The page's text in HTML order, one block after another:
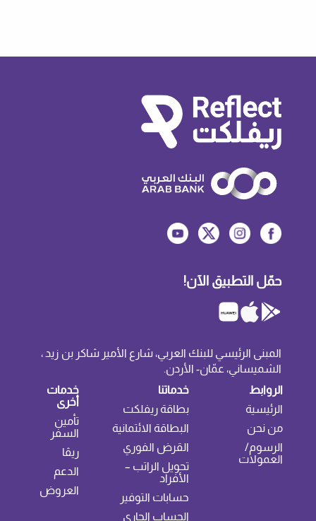
حمّل التطبيق الآن!
المبنى الرئيسي للبنك العربي، شارع الأمير شاكر بن زيد ،
الشميساني، عمّان- الأردن.
الروابط
الرئيسية
من نحن
الرسوم/
العمولات
خدماتنا
بطاقة ريفلكت
البطاقة الائتمانية
القرض الفوري
تحويل الراتب –
الأفراد
حسابات التوفير
الحساب الجاري
خدمات
أخرى
تأمين
السفر
ريڤا
الدعم
العروض